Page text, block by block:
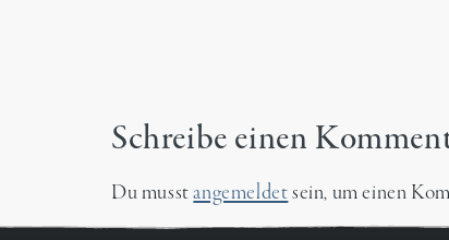
Schreibe einen
Du musstangemeldetsein, um einen